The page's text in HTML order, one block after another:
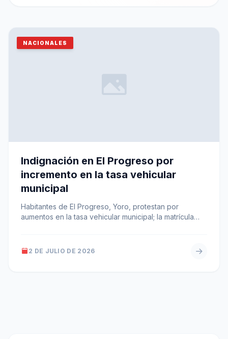
NACIONALES
Indignación en El Progreso por
incremento en la tasa vehicular
municipal
Habitantes de El Progreso, Yoro, protestan por
aumentos en la tasa vehicular municipal; la matrícula
2 DE JULIO DE 2026